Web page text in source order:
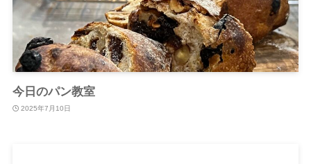
今日のパン教室
2025年7月10日